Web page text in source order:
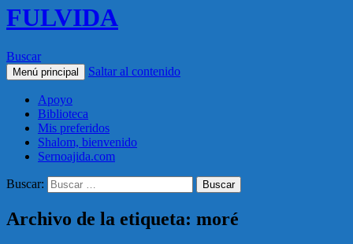
FULVIDA
Buscar
Menú principal Saltar al contenido
Apoyo
Biblioteca
Mis preferidos
Shalom, bienvenido
Sernoajida.com
Buscar:
Archivo de la etiqueta: moré